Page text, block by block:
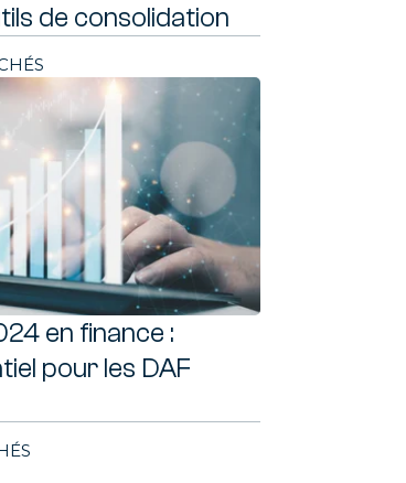
de consolidation
en finance :
pour les DAF